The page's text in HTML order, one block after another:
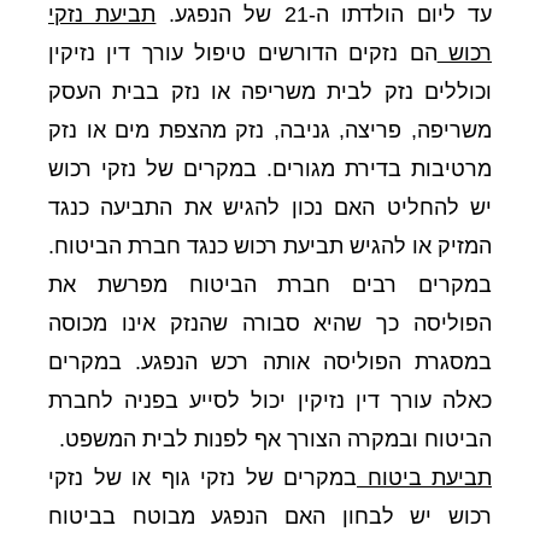
עד ליום הולדתו ה-21 של הנפגע.
תביעת נזקי
רכוש הם נזקים הדורשים טיפול עורך דין נזיקין
וכוללים נזק לבית משריפה או נזק בבית העסק
משריפה, פריצה, גניבה, נזק מהצפת מים או נזק
מרטיבות בדירת מגורים. במקרים של נזקי רכוש
יש להחליט האם נכון להגיש את התביעה כנגד
המזיק או להגיש תביעת רכוש כנגד חברת הביטוח.
במקרים רבים חברת הביטוח מפרשת את
הפוליסה כך שהיא סבורה שהנזק אינו מכוסה
במסגרת הפוליסה אותה רכש הנפגע. במקרים
כאלה עורך דין נזיקין יכול לסייע בפניה לחברת
הביטוח ובמקרה הצורך אף לפנות לבית המשפט.
תביעת ביטוח במקרים של נזקי גוף או של נזקי
רכוש יש לבחון האם הנפגע מבוטח בביטוח